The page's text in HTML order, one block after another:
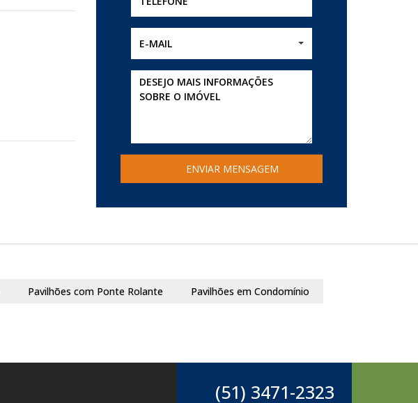
E-MAIL
Pavilhões com Ponte Rolante
Pavilhões em Condomínio
(51) 3471-2323